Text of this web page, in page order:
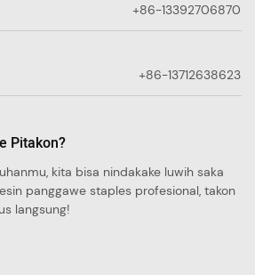
+86-13392706870
+86-13712638623
Pitakon?
kita bisa nindakake luwih saka
panggawe staples profesional, takon
langsung!